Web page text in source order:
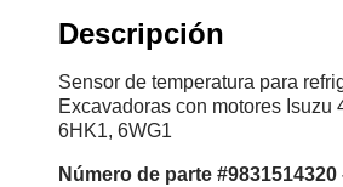
Descripción
Sensor de temperatura para
Excavadoras con motores Isuzu
6HK1, 6WG1
Número de parte #9831514320